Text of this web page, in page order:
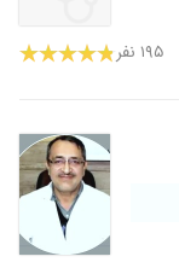
۱۹۵ نفر